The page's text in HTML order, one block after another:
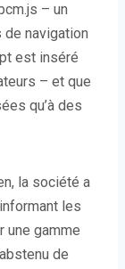
– un
navigation
est inséré
– et que
qu’à des
la société a
les
une gamme
de